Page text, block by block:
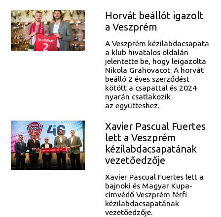
Horvát beállót igazolt
a Veszprém
A Veszprém kézilabdacsapata
a klub hivatalos oldalán
jelentette be, hogy leigazolta
Nikola Grahovacot. A horvát
beálló 2 éves szerződést
kötött a csapattal és 2024
nyarán csatlakozik
az együtteshez.
Xavier Pascual Fuertes
lett a Veszprém
kézilabdacsapatának
vezetőedzője
Xavier Pascual Fuertes lett a
bajnoki és Magyar Kupa-
címvédő Veszprém férfi
kézilabdacsapatának
vezetőedzője.